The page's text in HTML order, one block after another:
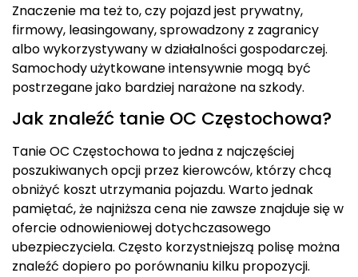
Znaczenie ma też to, czy pojazd jest prywatny,
firmowy, leasingowany, sprowadzony z zagranicy
albo wykorzystywany w działalności gospodarczej.
Samochody użytkowane intensywnie mogą być
postrzegane jako bardziej narażone na szkody.
Jak znaleźć tanie OC Częstochowa?
Tanie OC Częstochowa to jedna z najczęściej
poszukiwanych opcji przez kierowców, którzy chcą
obniżyć koszt utrzymania pojazdu. Warto jednak
pamiętać, że najniższa cena nie zawsze znajduje się w
ofercie odnowieniowej dotychczasowego
ubezpieczyciela. Często korzystniejszą polisę można
znaleźć dopiero po porównaniu kilku propozycji.